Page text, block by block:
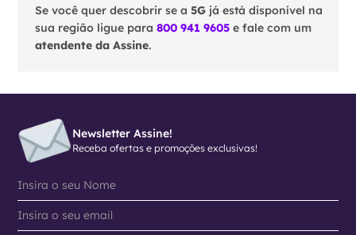
Se você quer descobrir se a5G já está disponível na
sua região ligue para800 941 9605 e fale com um
atendente da Assine.
Newsletter Assine!
Receba ofertas e promoções exclusivas!